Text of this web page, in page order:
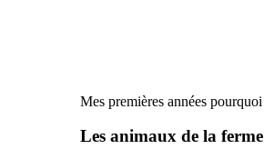
Mes premières années pourquoi
Les animaux de la ferme